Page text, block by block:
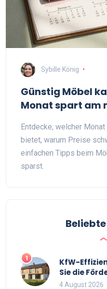
Sybille König
Günstig Möbel
Monat spart am
Entdecke, welcher
bietet, warum Preise
einfachen Tipps beim
sparst.
1
KfW-
Sie die
Neubau
4 August 2026